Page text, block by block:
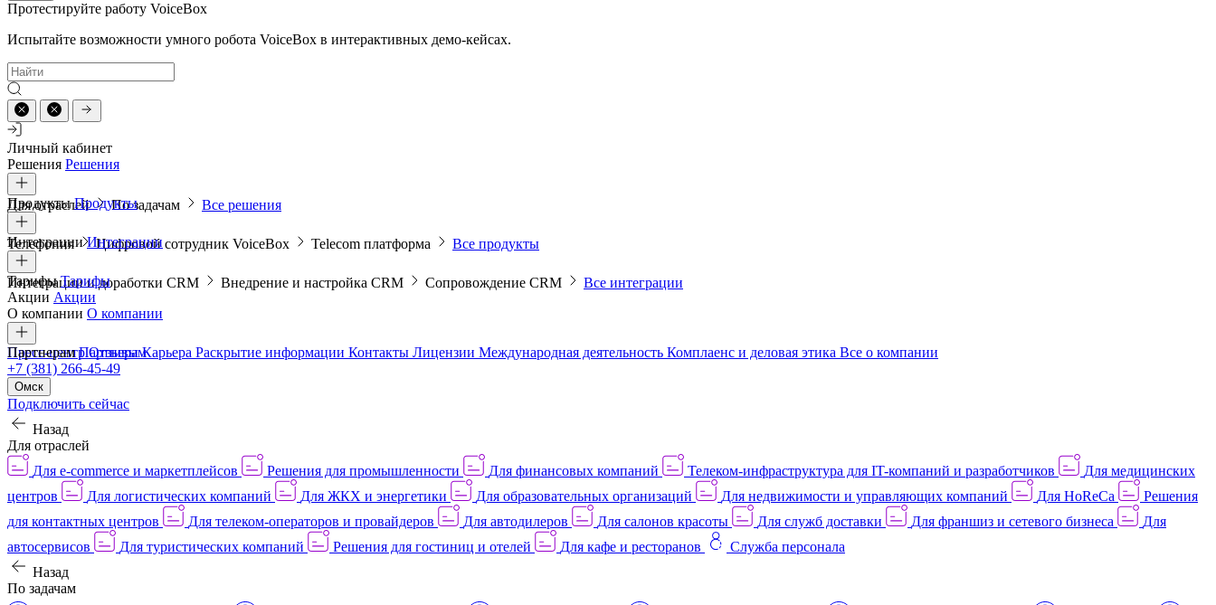
Протестируйте работу VoiceBox
Испытайте возможности умного робота VoiceBox в интерактивных демо-кейсах.
Личный кабинет
Решения Решения
Для отраслей По задачам Все решения
ПродуктыПродукты
Телефония Цифровой сотрудник VoiceBox Telecom платформа Все продукты
ИнтеграцииИнтеграции
Интеграции и доработки CRM Внедрение и настройка CRM Сопровождение CRM Все интеграции
ТарифыТарифы
Акции Акции
О компании О компании
Пресс-центрОтзывыКарьера Раскрытие информации Контакты Лицензии Международная деятельность Комплаенс и деловая этика Все о компании
ПартнерамПартнерам
+7 (381) 266-45-49
Омск
Подключить сейчас
Назад
Для отраслей
Для e-commerce и маркетплейсов
Решения для промышленности Для финансовых компаний Телеком-инфраструктура для IT-компаний и разработчиков
Для медицинских
центров
Для логистических компаний Для ЖКХ и энергетики Для образовательных организаций Для недвижимости и управляющих компаний Для HoReCa
Решения
для контактных центров
Для телеком-операторов и провайдеров Для автодилеров Для салонов красоты Для служб доставки Для франшиз и сетевого бизнеса
Для
автосервисов
Для туристических компаний Решения для гостиниц и отелей Для кафе и ресторанов
Служба персонала
Назад
По задачам